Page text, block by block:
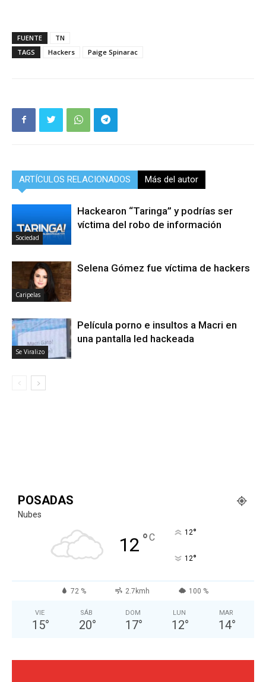
FUENTE
TN
TAGS
Hackers Paige Spinarac
ARTÍCULOS RELACIONADOS Más del autor
Sociedad
Hackearon “Taringa” y podrías ser
víctima del robo de información
Caripelas
Selena Gómez fue víctima de hackers
Se Viralizo
Película porno e insultos a Macri en
una pantalla led hackeada
POSADAS
Nubes
12 °C 12°
12°
72 % 2.7kmh 100 %
VIE
15°
SÁB
20°
DOM
17°
LUN
12°
MAR
14°